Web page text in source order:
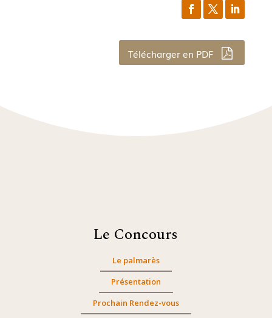
Télécharger en PDF
Le Concours
Le palmarès
Présentation
Prochain Rendez-vous